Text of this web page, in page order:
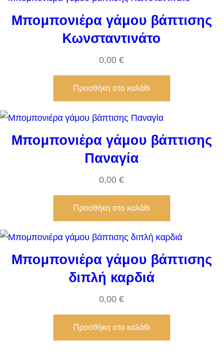
Μπομπονιέρα γάμου βάπτισης
Κωνσταντινάτο
0,00 €
Προσθήκη στο καλάθι
Μπομπονιέρα γάμου βάπτισης
Παναγία
0,00 €
Προσθήκη στο καλάθι
Μπομπονιέρα γάμου βάπτισης
διπλή καρδιά
0,00 €
Προσθήκη στο καλάθι